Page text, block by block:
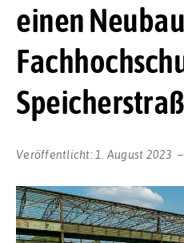
einen
Veröffentlicht: 1. August 2023